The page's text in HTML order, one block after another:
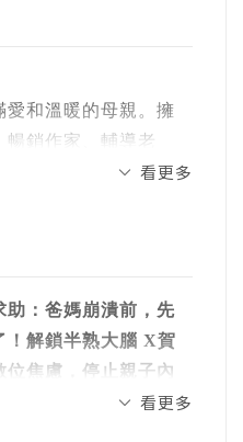
春解答
動 ‧愛理不理
心失調，爸媽疲於管
盈心理師，看見了
；想聊天，爸媽開口
不想複製上一代的打
愛和溫暖的母親。擁
銷作家、輔導老
來FAMILY駐站作家、
、法院、基金會熱
邀各基金會和校園親
情緒紓解、父母賦能
看更多
助：爸媽崩潰前，先
！解鎖半熟大腦 X賀
位焦慮，停止親子內
看更多